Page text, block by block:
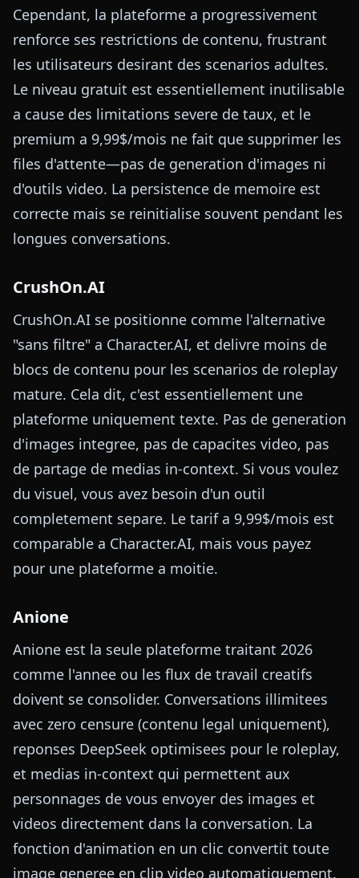
Cependant, la plateforme a progressivement
renforce ses restrictions de contenu, frustrant
les utilisateurs desirant des scenarios adultes.
Le niveau gratuit est essentiellement inutilisable
a cause des limitations severe de taux, et le
premium a 9,99$/mois ne fait que supprimer les
files d'attente—pas de generation d'images ni
d'outils video. La persistence de memoire est
correcte mais se reinitialise souvent pendant les
longues conversations.
CrushOn.AI
CrushOn.AI se positionne comme l'alternative
"sans filtre" a Character.AI, et delivre moins de
blocs de contenu pour les scenarios de roleplay
mature. Cela dit, c'est essentiellement une
plateforme uniquement texte. Pas de generation
d'images integree, pas de capacites video, pas
de partage de medias in-context. Si vous voulez
du visuel, vous avez besoin d'un outil
completement separe. Le tarif a 9,99$/mois est
comparable a Character.AI, mais vous payez
pour une plateforme a moitie.
Anione
Anione est la seule plateforme traitant 2026
comme l'annee ou les flux de travail creatifs
doivent se consolider. Conversations illimitees
avec zero censure (contenu legal uniquement),
reponses DeepSeek optimisees pour le roleplay,
et medias in-context qui permettent aux
personnages de vous envoyer des images et
videos directement dans la conversation. La
fonction d'animation en un clic convertit toute
image generee en clip video automatiquement.